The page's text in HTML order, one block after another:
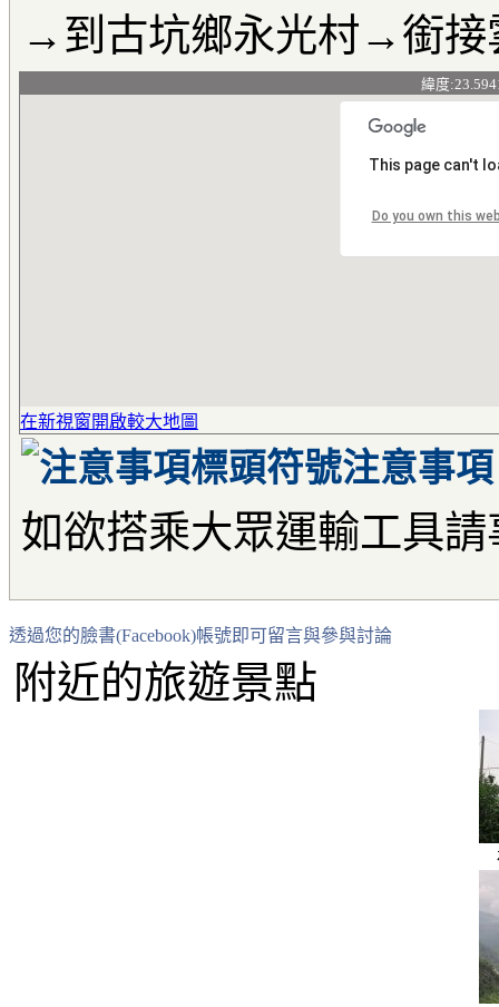
→到古坑鄉永光村→銜接
緯度
This page can't
Do you own this
在新視窗開啟較大地圖
注意事項
如欲搭乘大眾運輸工具
透過您的臉書(Facebook)帳號即可留言與參與討論
附近的旅遊景點